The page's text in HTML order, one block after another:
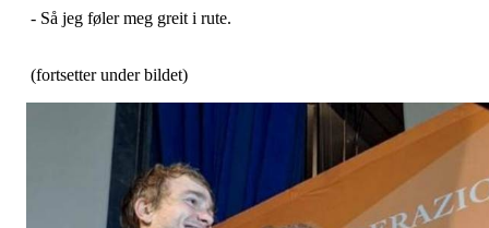
- Så jeg føler meg greit i rute.
(fortsetter under bildet)